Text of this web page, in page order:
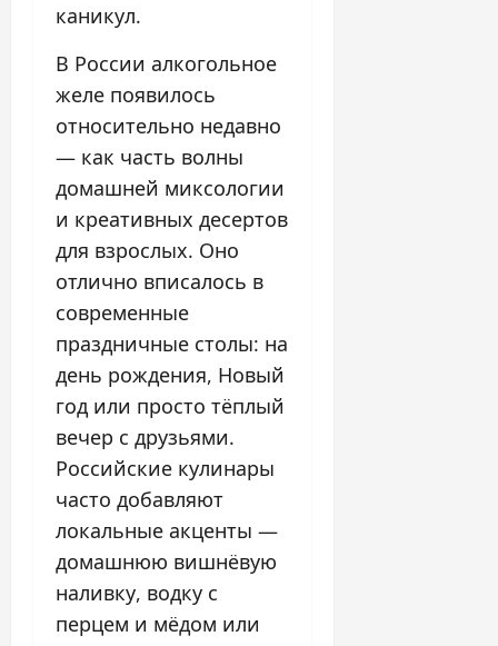
каникул.
В России алкогольное
желе появилось
относительно недавно
— как часть волны
домашней миксологии
и креативных десертов
для взрослых. Оно
отлично вписалось в
современные
праздничные столы: на
день рождения, Новый
год или просто тёплый
вечер с друзьями.
Российские кулинары
часто добавляют
локальные акценты —
домашнюю вишнёвую
наливку, водку с
перцем и мёдом или